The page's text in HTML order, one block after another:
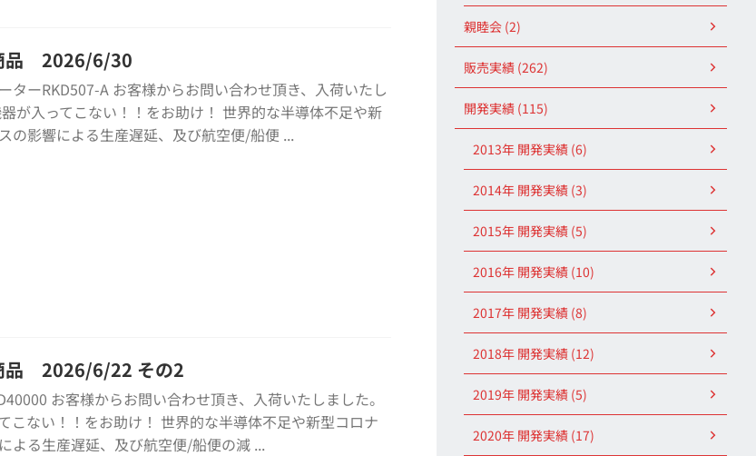
品 2026/6/30
ターRKD507-A お客様からお問い合わせ頂き、入荷いたし
が入ってこない！！をお助け！ 世界的な半導体不足や新
の影響による生産遅延、及び航空便/船便 ...
品 2026/6/22 その2
お客様からお問い合わせ頂き、入荷いたしました。
こない！！をお助け！ 世界的な半導体不足や新型コロナ
よる生産遅延、及び航空便/船便の減 ...
親睦会 (2)
販売実績 (262)
開発実績 (115)
2013年 開発実績 (6)
2014年 開発実績 (3)
2015年 開発実績 (5)
2016年 開発実績 (10)
2017年 開発実績 (8)
2018年 開発実績 (12)
2019年 開発実績 (5)
2020年 開発実績 (17)